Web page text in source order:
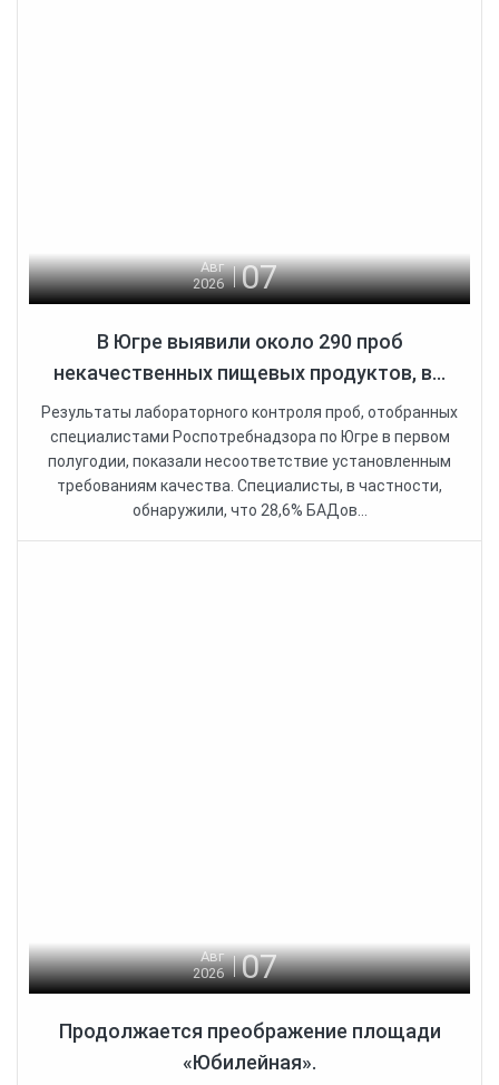
Авг
2026
07
В Югре выявили около 290 проб
некачественных пищевых продуктов, в...
Результаты лабораторного контроля проб, отобранных
специалистами Роспотребнадзора по Югре в первом
полугодии, показали несоответствие установленным
требованиям качества. Специалисты, в частности,
обнаружили, что 28,6% БАДов...
Авг
2026
07
Продолжается преображение площади
«Юбилейная».